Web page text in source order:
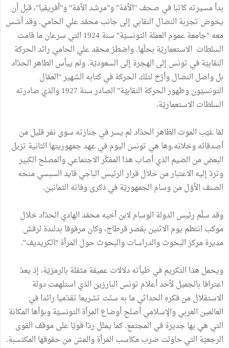
بدأ مسيرته كاتبا في صحف "الأمّة" و"مرشد الأمّة" و"أفريقيا"، قبل أن
يخوض تجربة النضال النقابي إلى جانب محمّد علي الحامي. وقد أسّس
معه "جامعة عموم العملة التونسيّة" سنة 1924 التي سرعان ما قامت
السلطات الاستعماريّة بحلّها. واضطرّ محمّد علي الحامي رائد الحركة
النقابيّة في تونس إلى الهجرة إلى السعوديّة. ولم ييأس الطاهر الحدّاد
بل واصل النضال وأرّخ لتلك الحركة في كتابه الشهير "العمّال
التونسيّون وظهور الحركة النقابيّة" الصادر سنة 1927 والذي صادرته
السلطات الاستعماريّة.
لمّا غيّب الموت الطاهر الحدّاد لم يسر في جنازته سوى نفر قليل من
أصدقائه وخلانه.وها هي تونس اليوم في عهد جمهوريتها الثانية تزيل
البعض من الضيم الذي أصاب هذا المفكّر الاجتماعي والمصلح الكبير
وتردّ إليه الاعتبار من خلال قرار الرئيس الباجي قايد السبسي منحه
الصنف الأوّل من وسام الجمهوريّة في ذكرى وفاته الثمانين.
وقد سلّم رئيس الدولة الوسام لابن أخيه محمّد الهادي الحدّاد خلال
موكب انتظم يوم الاثنين بقصر قرطاج، وكان مرفوقا بدلندة لرقش
مديرة مركز البحوث والدراسات والبحوث حول المرأة "الكريديف".
ويحمل هذا التكريم في طياّته دلالات عميقة مثقلة بالرمزيّة، إذ يعدّ
اعترافا بالجميل لأحد أعلام تونس البارزين الذي استلهمت دولة
الاستقلال من فكره الحداثي ما به سنّت تشريعا تقدّميا رائدا في
العالمين العربي والإسلامي أصلح أوضاع المرأة التونسيّة وبوّأها المكانة
التي هي بها جديرة في المجتمع. كما يمثّل ردّا قويّا على موقف القوى
الرجعيّة التي حاولت ضرب مكاسب المرأة والمسّ من حقوقها المكتسبة.